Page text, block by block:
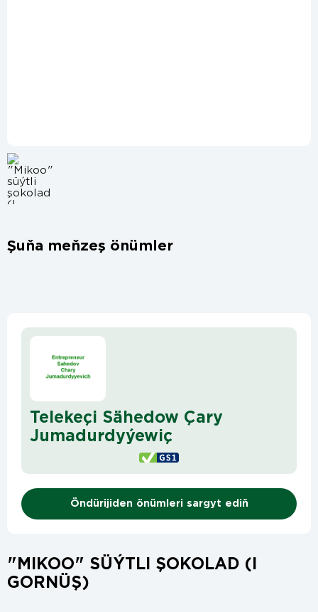
Şuňa meňzeş önümler
Telekeçi Sähedow Çary
Jumadurdyýewiç
Öndürijiden önümleri sargyt ediň
"MIKOO" SÜÝTLI ŞOKOLAD (I
GORNÜŞ)